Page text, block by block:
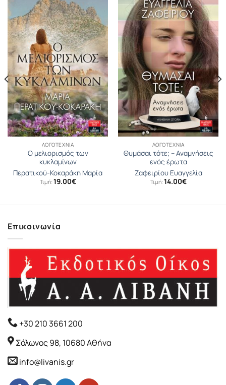
ΛΟΓΟΤΕΧΝΊΑ
Ο μελιορισμός των
κυκλαμίνων
Περατικού-Κοκαράκη Μαρία
Τιμή: 19.00€
ΛΟΓΟΤΕΧΝΊΑ
Θυμάσαι τότε; – Αναμνήσεις
ενός έρωτα
Ζαφειρίου Ευαγγελία
Τιμή: 14.00€
Επικοινωνία
+30 210 3661 200
Σόλωνος 98, 10680 Αθήνα
info@livanis.gr